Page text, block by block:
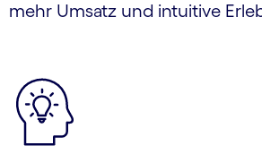
mehr Umsatz und intuitive